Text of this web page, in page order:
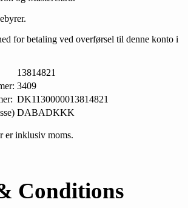
for betaling ved overførsel til denne konto i
13814821
3409
DK1130000013814821
DABADKKK
er inklusiv moms.
Conditions